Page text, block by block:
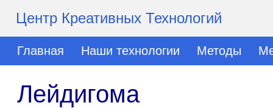
Центр Креативных Технологий
Главная Наши технологии Методы
Лейдигома